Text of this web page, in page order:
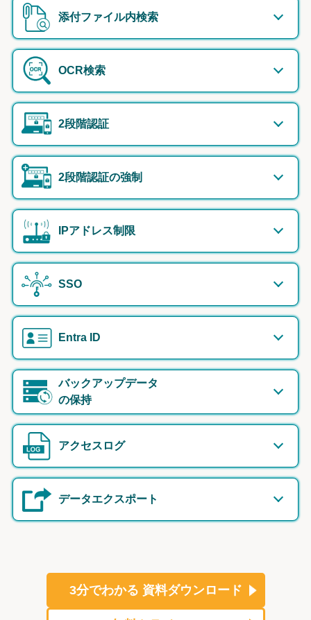
添付ファイル内検索
OCR検索
2段階認証
2段階認証の強制
IPアドレス制限
SSO
Entra ID
バックアップデータ
の保持
アクセスログ
データエクスポート
3分でわかる 資料ダウンロード